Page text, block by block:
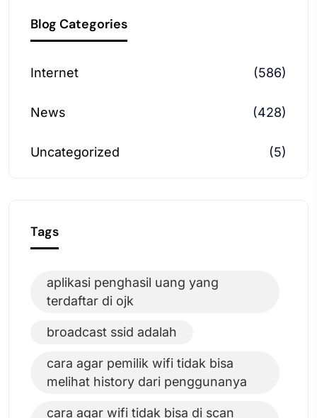
Blog Categories
Internet (586)
News (428)
Uncategorized (5)
Tags
aplikasi penghasil uang yang
terdaftar di ojk
broadcast ssid adalah
cara agar pemilik wifi tidak bisa
melihat history dari penggunanya
cara agar wifi tidak bisa di scan